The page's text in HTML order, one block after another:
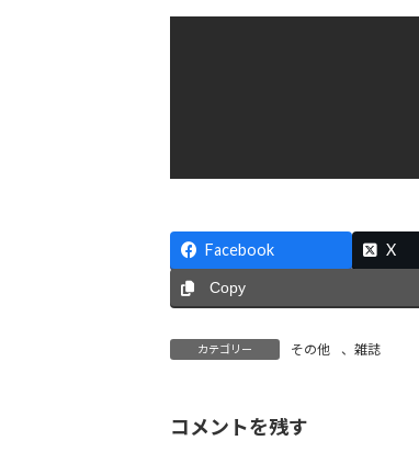
Facebook X
Copy
カテゴリー その他 、 雑誌
コメントを残す